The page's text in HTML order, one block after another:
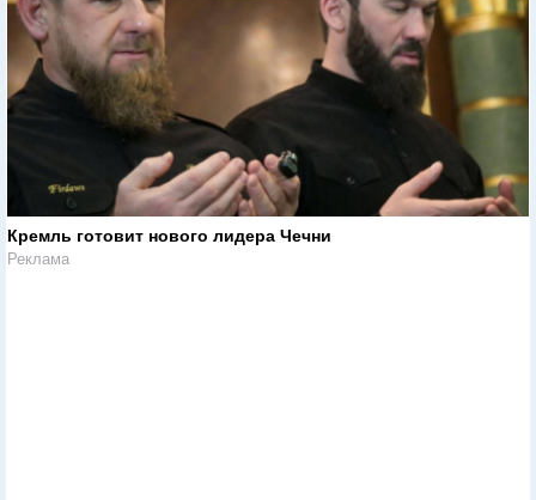
Кремль готовит нового лидера Чечни
Реклама